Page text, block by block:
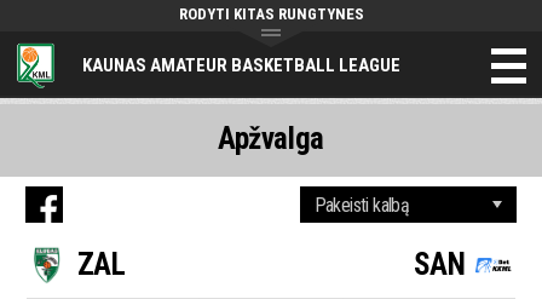
KAUNAS AMATEUR BASKETBALL LEAGUE
RODYTI KITAS RUNGTYNES
ZAL SAN
Apžvalga